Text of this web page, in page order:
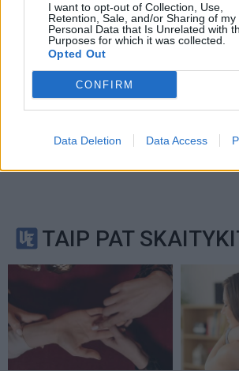
I want to opt-out of Collection, Use,
Retention, Sale, and/or Sharing of my
Personal Data that Is Unrelated with
Purposes for which it was collected.
Opted Out
CONFIRM
Data Deletion Data Access
TAIP PAT